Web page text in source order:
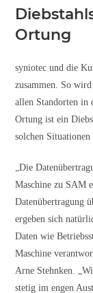
Ortung
syniotec und die
zusammen. So
allen Standorten in
Ortung ist ein
solchen
„Die
Maschine zu SAM
Datenübertragung
ergeben sich
Daten wie
Maschine
Arne Stehnken.
stetig im engen